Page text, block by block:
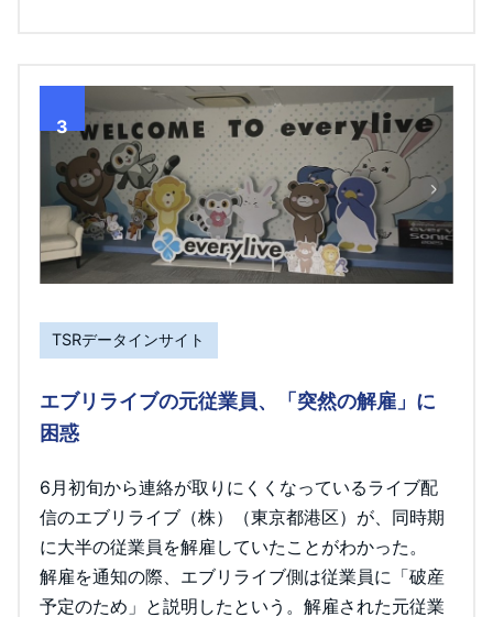
3
TSRデータインサイト
エブリライブの元従業員、「突然の解雇」に
困惑
6月初旬から連絡が取りにくくなっているライブ配
信のエブリライブ（株）（東京都港区）が、同時期
に大半の従業員を解雇していたことがわかった。
解雇を通知の際、エブリライブ側は従業員に「破産
予定のため」と説明したという。解雇された元従業